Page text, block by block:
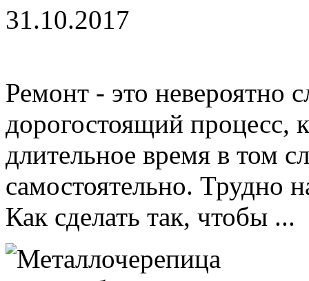
31.10.2017
Ремонт - это невероятно
дорогостоящий процесс,
длительное время в том
самостоятельно. Трудно
Как сделать так, чтобы ...